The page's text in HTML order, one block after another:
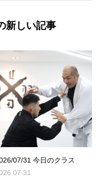
新しい記事
07/31 今日のクラス